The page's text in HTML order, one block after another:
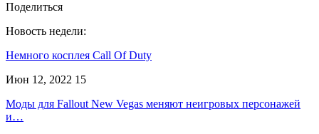
Поделиться
Новость недели:
Немного косплея Call Of Duty
Июн 12, 2022 15
Моды для Fallout New Vegas меняют неигровых персонажей
и…